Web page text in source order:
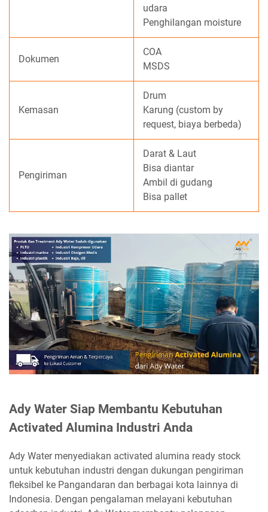
udara
Penghilangan moisture
Dokumen
COA
MSDS
Kemasan
Drum
Karung (custom by
request, biaya berbeda)
Pengiriman
Darat & Laut
Bisa diantar
Ambil di gudang
Bisa pallet
Ady Water Siap Membantu Kebutuhan
Activated Alumina Industri Anda
Ady Water menyediakan activated alumina ready stock
untuk kebutuhan industri dengan dukungan pengiriman
fleksibel ke Pangandaran dan berbagai kota lainnya di
Indonesia. Dengan pengalaman melayani kebutuhan